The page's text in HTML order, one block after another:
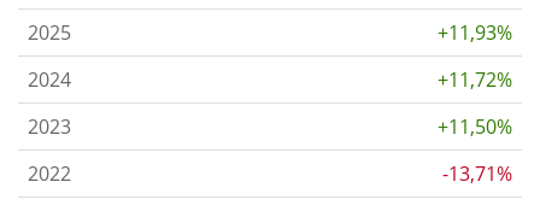
2025
+11,93%
2024
+11,72%
2023
+11,50%
2022
-13,71%